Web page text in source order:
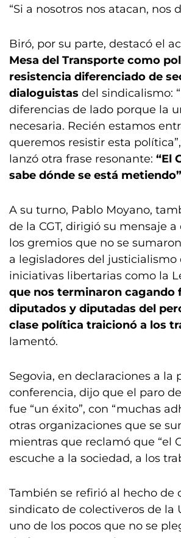
“Si a nosotros nos atacan, nos
Biró, por su parte, destacó el
Mesa del Transporte como
resistencia diferenciado de
dialoguistas del sindicalismo:
diferencias de lado porque la
necesaria. Recién estamos
queremos resistir esta
lanzó otra frase resonante: “El
sabe dónde se está metiendo”
A su turno, Pablo Moyano,
de la CGT, dirigió su mensaje
los gremios que no se
a legisladores del justicialismo
iniciativas libertarias como la
que nos terminaron cagando
diputados y diputadas del
clase política traicionó a los
lamentó.
Segovia, en declaraciones a la
conferencia, dijo que el paro
fue “un éxito”, con “muchas
otras organizaciones que se
mientras que reclamó que “el
escuche a la sociedad, a los
También se refirió al hecho de
sindicato de colectiveros de la
uno de los pocos que no se